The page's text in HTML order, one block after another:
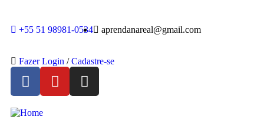
+55 51 98981-0534 aprendanareal@gmail.com
Fazer Login / Cadastre-se